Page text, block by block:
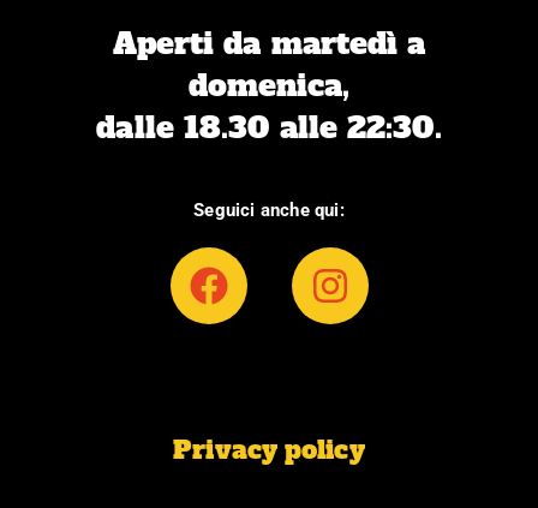
Aperti da martedì a
domenica,
dalle 18.30 alle 22:30.
Seguici anche qui:
F
a
o
I
n
g
Privacy policy